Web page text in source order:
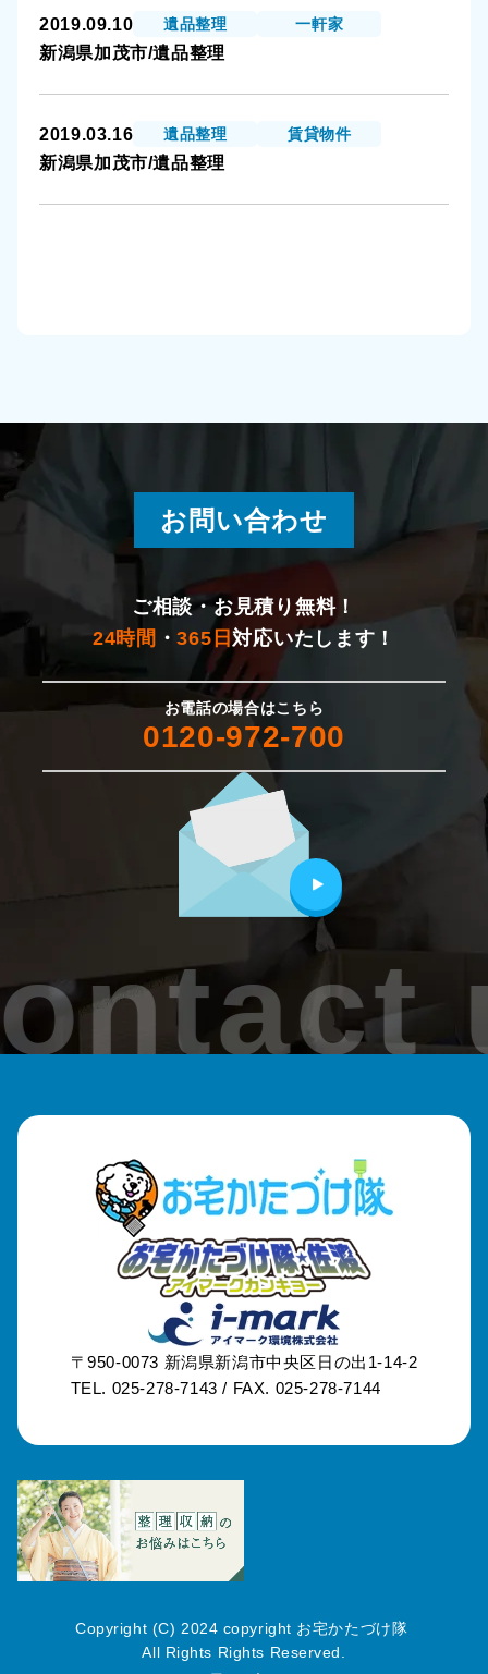
2019.09.10 遺品整理 一軒家
新潟県加茂市/遺品整理
2019.03.16 遺品整理 賃貸物件
新潟県加茂市/遺品整理
胎内市
五泉市
南魚沼市
妙高市
糸魚川市
お問い合わせ
ご相談・お見積り無料！
24時間 ・365日対応いたします！
お電話の場合はこちら
0120-972-700
〒950-0073 新潟県新潟市中央区日の出1-14-2
TEL. 025-278-7143 / FAX. 025-278-7144
Copyright (C) 2024 copyright お宅かたづけ隊
All Rights Rights Reserved.